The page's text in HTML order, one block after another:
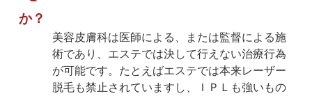
か？
美容皮膚科は医師による、または監督による施
術であり、エステでは決して行えない治療行為
が可能です。たとえばエステでは本来レーザー
脱毛も禁止されていますし、ＩＰＬも強いもの